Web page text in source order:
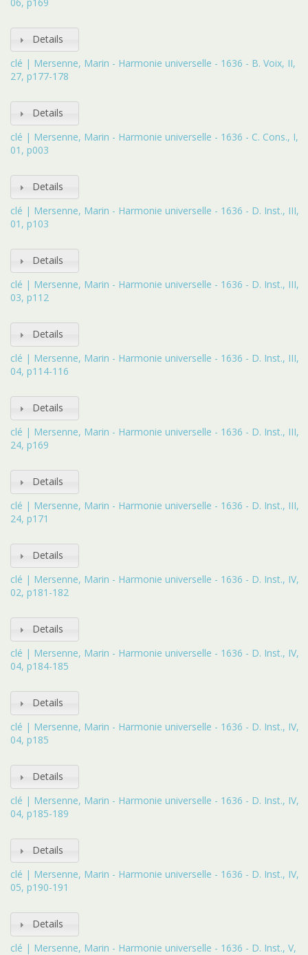
Details
clé | Mersenne, Marin - Harmonie universelle - 1636 - B. Voix, II,
27, p177-178
Details
clé | Mersenne, Marin - Harmonie universelle - 1636 - C. Cons., I,
01, p003
Details
clé | Mersenne, Marin - Harmonie universelle - 1636 - D. Inst., III,
01, p103
Details
clé | Mersenne, Marin - Harmonie universelle - 1636 - D. Inst., III,
03, p112
Details
clé | Mersenne, Marin - Harmonie universelle - 1636 - D. Inst., III,
04, p114-116
Details
clé | Mersenne, Marin - Harmonie universelle - 1636 - D. Inst., III,
24, p169
Details
clé | Mersenne, Marin - Harmonie universelle - 1636 - D. Inst., III,
24, p171
Details
clé | Mersenne, Marin - Harmonie universelle - 1636 - D. Inst., IV,
02, p181-182
Details
clé | Mersenne, Marin - Harmonie universelle - 1636 - D. Inst., IV,
04, p184-185
Details
clé | Mersenne, Marin - Harmonie universelle - 1636 - D. Inst., IV,
04, p185
Details
clé | Mersenne, Marin - Harmonie universelle - 1636 - D. Inst., IV,
04, p185-189
Details
clé | Mersenne, Marin - Harmonie universelle - 1636 - D. Inst., IV,
05, p190-191
Details
clé | Mersenne, Marin - Harmonie universelle - 1636 - D. Inst., V,